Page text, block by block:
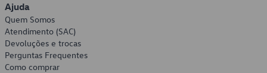
Ajuda
Quem Somos
Atendimento (SAC)
Devoluções e trocas
Perguntas Frequentes
Como comprar